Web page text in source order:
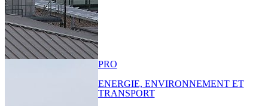
PRO
ENERGIE, ENVIRONNEMENT ET
TRANSPORT